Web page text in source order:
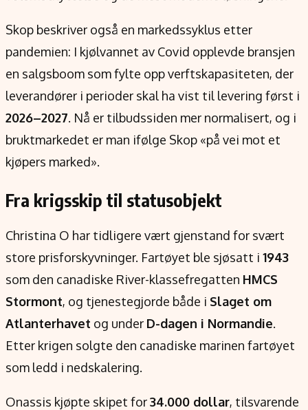
Skop beskriver også en markedssyklus etter
pandemien: I kjølvannet av Covid opplevde bransjen
en salgsboom som fylte opp verftskapasiteten, der
leverandører i perioder skal ha vist til levering først i
2026–2027. Nå er tilbudssiden mer normalisert, og i
bruktmarkedet er man ifølge Skop «på vei mot et
kjøpers marked».
Fra krigsskip til statusobjekt
Christina O har tidligere vært gjenstand for svært
store prisforskyvninger. Fartøyet ble sjøsatt i 1943
som den canadiske River-klassefregatten HMCS
Stormont, og tjenestegjorde både i Slaget om
Atlanterhavet og under D-dagen i Normandie.
Etter krigen solgte den canadiske marinen fartøyet
som ledd i nedskalering.
Onassis kjøpte skipet for34.000 dollar, tilsvarende